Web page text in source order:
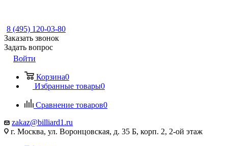
8 (495) 120-03-80
Заказать звонок
Задать вопрос
Войти
Корзина0
Избранные товары0
Сравнение товаров0
zakaz@billiard1.ru
г. Москва, ул. Воронцовская, д. 35 Б, корп. 2, 2-ой этаж